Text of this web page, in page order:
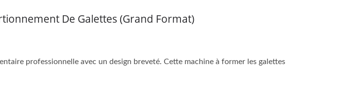
De Galettes (grand Format)
professionnelle avec un design breveté. Cette machine à former les galettes